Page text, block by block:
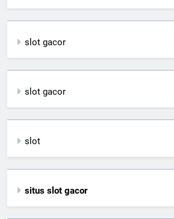
slot gacor
slot gacor
slot
situs slot gacor